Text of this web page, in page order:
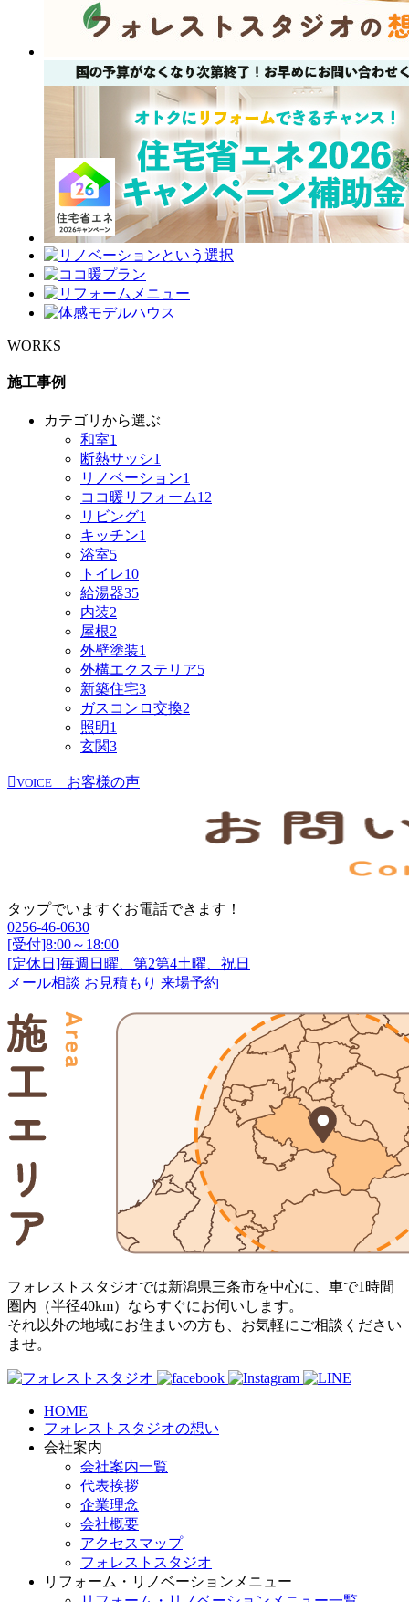
WORKS
施工事例
カテゴリから選ぶ
和室1
断熱サッシ1
リノベーション1
ココ暖リフォーム12
リビング1
キッチン1
浴室5
トイレ10
給湯器35
内装2
屋根2
外壁塗装1
外構エクステリア5
新築住宅3
ガスコンロ交換2
照明1
玄関3
VOICE お客様の声
タップでいますぐお電話できます！
0256-46-0630
[受付]8:00～18:00
[定休日]毎週日曜、第2第4土曜、祝日
メール相談 お見積もり 来場予約
フォレストスタジオでは新潟県三条市を中心に、車で1時間
圏内（半径40km）ならすぐにお伺いします。
それ以外の地域にお住まいの方も、お気軽にご相談ください
ませ。
HOME
フォレストスタジオの想い
会社案内
会社案内一覧
代表挨拶
企業理念
会社概要
アクセスマップ
フォレストスタジオ
リフォーム・リノベーションメニュー